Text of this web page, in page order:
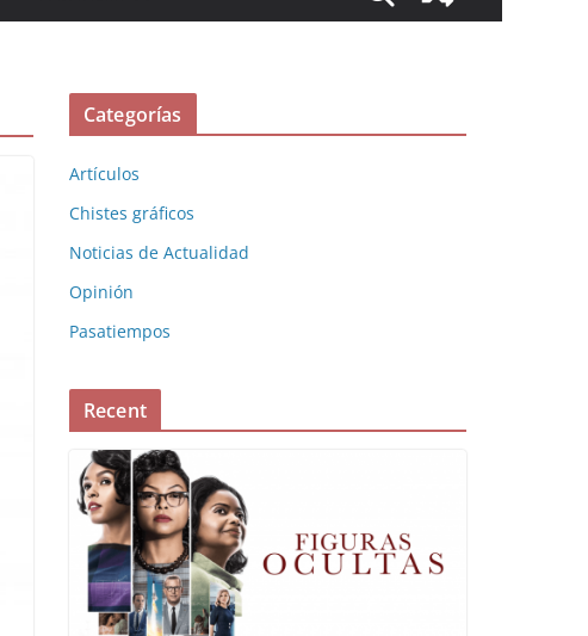
Categorías
Artículos
Chistes gráficos
Noticias de Actualidad
Opinión
Pasatiempos
Recent